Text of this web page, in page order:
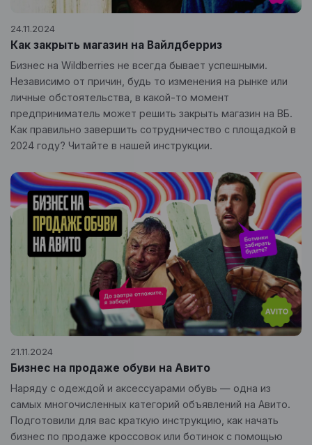
24.11.2024
Как закрыть магазин на Вайлдберриз
Бизнес на Wildberries не всегда бывает успешными.
Независимо от причин, будь то изменения на рынке или
личные обстоятельства, в какой-то момент
предприниматель может решить закрыть магазин на ВБ.
Как правильно завершить сотрудничество с площадкой в
2024 году? Читайте в нашей инструкции.
21.11.2024
Бизнес на продаже обуви на Авито
Наряду с одеждой и аксессуарами обувь — одна из
самых многочисленных категорий объявлений на Авито.
Подготовили для вас краткую инструкцию, как начать
бизнес по продаже кроссовок или ботинок с помощью